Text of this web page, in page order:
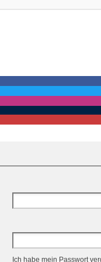
Ich habe mein Passwort